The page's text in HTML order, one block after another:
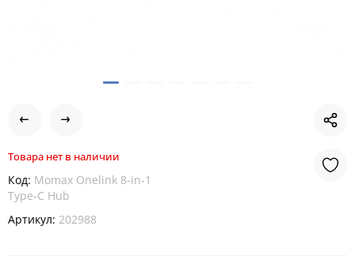
Товара нет в наличии
Код: Momax Onelink 8-in-1
Type-C Hub
Артикул: 202988